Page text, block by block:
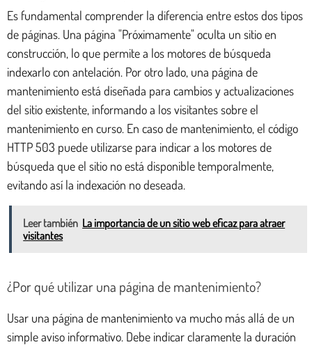
Es fundamental comprender la diferencia entre estos dos tipos
de páginas. Una página "Próximamente" oculta un sitio en
construcción, lo que permite a los motores de búsqueda
indexarlo con antelación. Por otro lado, una página de
mantenimiento está diseñada para cambios y actualizaciones
del sitio existente, informando a los visitantes sobre el
mantenimiento en curso. En caso de mantenimiento, el código
HTTP 503 puede utilizarse para indicar a los motores de
búsqueda que el sitio no está disponible temporalmente,
evitando así la indexación no deseada.
Leer también La importancia de un sitio web eficaz para atraer
visitantes
¿Por qué utilizar una página de mantenimiento?
Usar una página de mantenimiento va mucho más allá de un
simple aviso informativo. Debe indicar claramente la duración